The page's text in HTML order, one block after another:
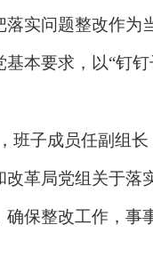
实问题整改作为
基本要求，以“钉
班子成员任副组
革局党组关于落
保整改工作，事